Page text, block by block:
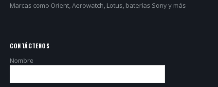
Marcas como Orient, Aerowatch, Lotus, baterías Sony y más
CONTÁCTENOS
Nombre